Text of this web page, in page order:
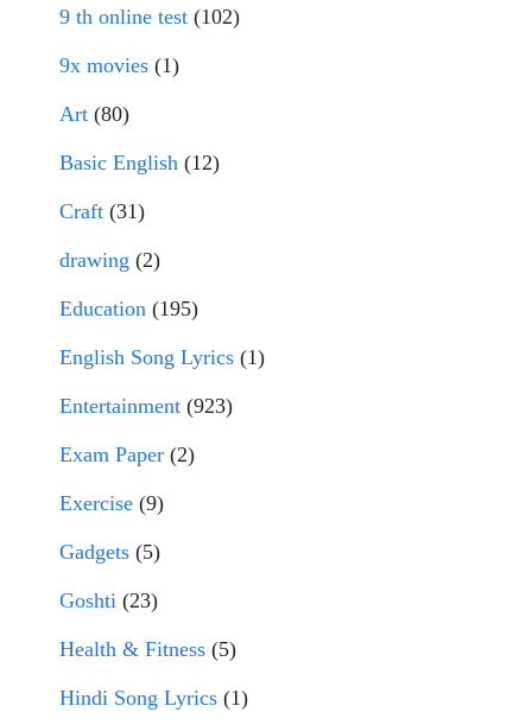
9 th online test (102)
9x movies (1)
Art (80)
Basic English (12)
Craft (31)
drawing (2)
Education (195)
English Song Lyrics (1)
Entertainment (923)
Exam Paper (2)
Exercise (9)
Gadgets (5)
Goshti (23)
Health & Fitness (5)
Hindi Song Lyrics (1)